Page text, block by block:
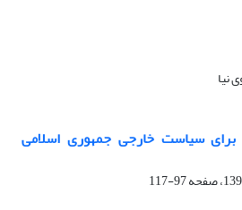
نیا
برای سیاست خارجی جمهوری اسلامی
97-117